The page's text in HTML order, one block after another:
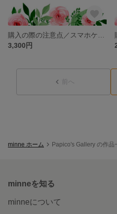
3,300円
前へ
minne ホーム Papico's Gallery の作品
minneを知る
minneについて